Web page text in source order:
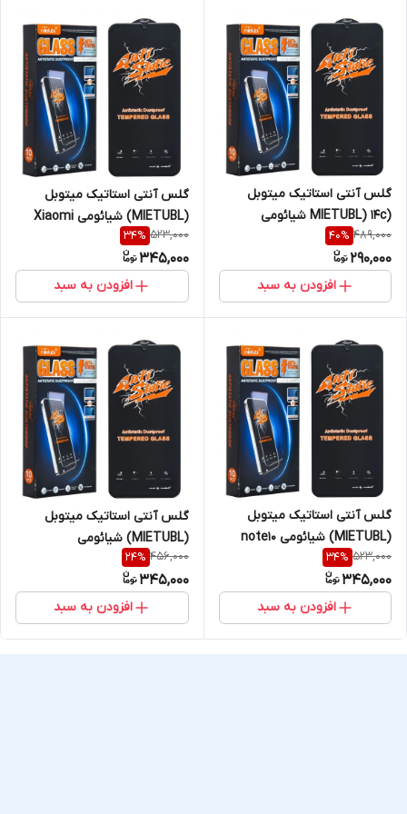
گلس آنتی استاتیک میتوبل
(MIETUBL) 14c شیائومی
489,000
40%
290,000
افزودن به سبد
گلس آنتی استاتیک میتوبل
(MIETUBL) شیائومی Xiaomi
Redmi Note 10S / Redmi Note
10 4G
523,000
34%
345,000
افزودن به سبد
گلس آنتی استاتیک میتوبل
(MIETUBL) شیائومی note10
pro
523,000
34%
345,000
افزودن به سبد
گلس آنتی استاتیک میتوبل
(MIETUBL) شیائومی
x3/x3pro/note9s
456,000
24%
345,000
افزودن به سبد